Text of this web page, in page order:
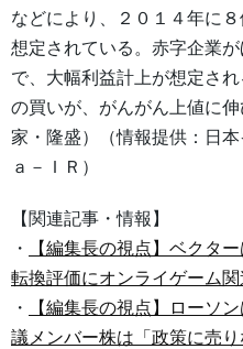
などにより、２０１４年に
想定されている。赤字企業
で、大幅利益計上が想定さ
の買いが、がんがん上値に
家・隆盛）（情報提供：日
ａ－ＩＲ）
【関連記事・情報】
・
【編集長の視点】ベクタ
転換評価にオンライゲーム
・
【編集長の視点】ローソ
議メンバー株は「政策に売